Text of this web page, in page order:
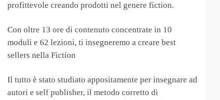
profittevole creando prodotti nel genere fiction.
Con oltre 13 ore di contenuto concentrate in 10
moduli e 62 lezioni, ti insegneremo a creare best
sellers nella Fiction
Il tutto è stato studiato appositamente per insegnare ad
autori e self publisher, il metodo corretto di